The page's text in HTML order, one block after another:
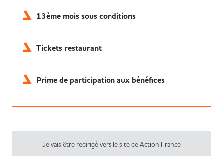
13ème mois sous conditions
Tickets restaurant
Prime de participation aux bénéfices
Je vais être redirigé vers le site de Action France